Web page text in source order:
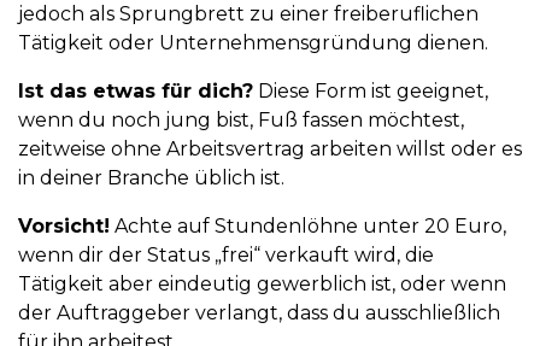
jedoch als Sprungbrett zu einer freiberuflichen
Tätigkeit oder Unternehmensgründung dienen.
Ist das etwas für dich? Diese Form ist geeignet,
wenn du noch jung bist, Fuß fassen möchtest,
zeitweise ohne Arbeitsvertrag arbeiten willst oder es
in deiner Branche üblich ist.
Vorsicht! Achte auf Stundenlöhne unter 20 Euro,
wenn dir der Status „frei“ verkauft wird, die
Tätigkeit aber eindeutig gewerblich ist, oder wenn
der Auftraggeber verlangt, dass du ausschließlich